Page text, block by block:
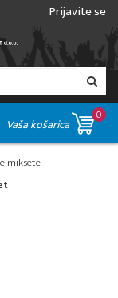
Prijavite se
Vaša košarica
0
miksete